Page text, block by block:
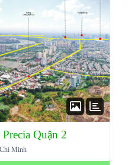
Quận 2
Minh